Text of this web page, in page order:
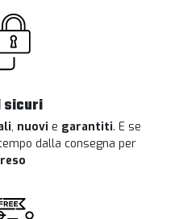
sicuri
, nuovi e garantiti. E se
dalla consegna per